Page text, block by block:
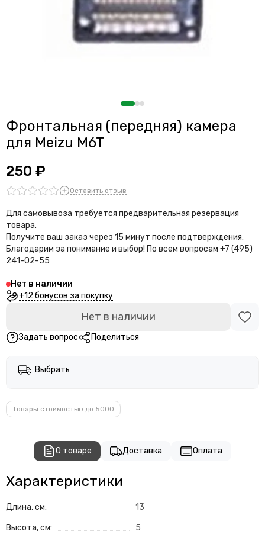
Фронтальная (передняя) камера
для Meizu M6T
250 ₽
Оставить отзыв
Для самовывоза требуется предварительная резервация
товара.
Получите ваш заказ через 15 минут после подтверждения.
Благодарим за понимание и выбор! По всем вопросам +7 (495)
241-02-55
Нет в наличии
+12 бонусов за покупку
Нет в наличии
Задать вопрос Поделиться
Выбрать
Товары стоимостью до 5000
О товаре Доставка Оплата
Характеристики
Длина, см: 13
Высота, см: 5